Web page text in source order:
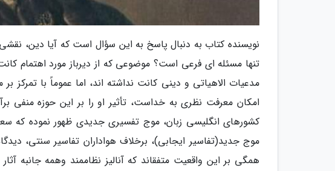
نویسنده کتاب به دنبال پاسخ به این سؤال است که آیا دین،
تنها مسئله ای فرعی است؟ موضوعی که از دیرباز مورد اهتمام
مدعیات الاهیاتی و دینی کانت نداشته­ اند، اما عموماً با
امکان معرفت نظری به خداست، تأثیر او را بر این حوزه منفی
کشورهای انگلیسی زبان، موج تفسیری جدیدی ظهور نموده که
موج جدید(تفاسیر ایجابی)، برخلاف هواداران تفاسیر سنتی،
همگی بر این واقعیت متفق­اند که آنالیز نظام­مند وهمه جانبه